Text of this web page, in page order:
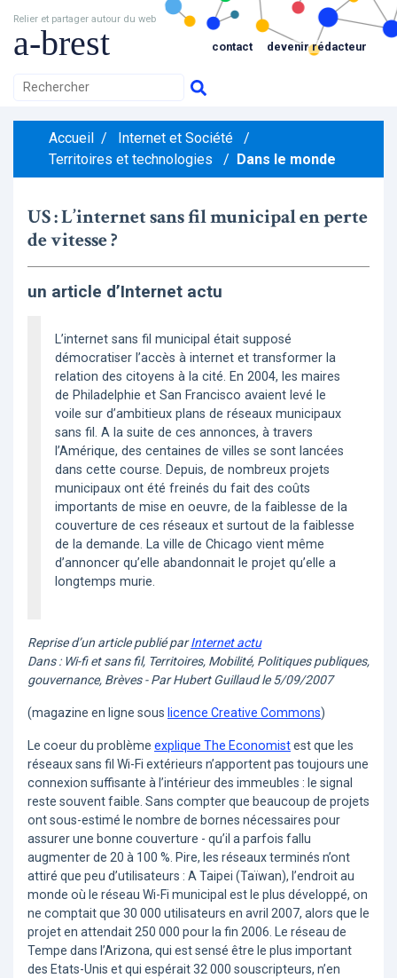
Relier et partager autour du web
a-brest contact devenir rédacteur
Accueil / Internet et Société
/
Territoires et technologies
/ Dans le monde
US : L’internet sans fil municipal en perte
de vitesse ?
un article d’Internet actu
L’internet sans fil municipal était supposé
démocratiser l’accès à internet et transformer la
relation des citoyens à la cité. En 2004, les maires
de Philadelphie et San Francisco avaient levé le
voile sur d’ambitieux plans de réseaux municipaux
sans fil. A la suite de ces annonces, à travers
l’Amérique, des centaines de villes se sont lancées
dans cette course. Depuis, de nombreux projets
municipaux ont été freinés du fait des coûts
importants de mise en oeuvre, de la faiblesse de la
couverture de ces réseaux et surtout de la faiblesse
de la demande. La ville de Chicago vient même
d’annoncer qu’elle abandonnait le projet qu’elle a
longtemps murie.
Reprise d’un article publié parInternet actu
Dans : Wi-fi et sans fil, Territoires, Mobilité, Politiques publiques,
gouvernance, Brèves - Par Hubert Guillaud le 5/09/2007
(magazine en ligne sous licence Creative Commons)
Le coeur du problème explique The Economistest que les
réseaux sans fil Wi-Fi extérieurs n’apportent pas toujours une
connexion suffisante à l’intérieur des immeubles : le signal
reste souvent faible. Sans compter que beaucoup de projets
ont sous-estimé le nombre de bornes nécessaires pour
assurer une bonne couverture - qu’il a parfois fallu
augmenter de 20 à 100 %. Pire, les réseaux terminés n’ont
attiré que peu d’utilisateurs : A Taipei (Taïwan), l’endroit au
monde où le réseau Wi-Fi municipal est le plus développé, on
ne comptait que 30 000 utilisateurs en avril 2007, alors que le
projet en attendait 250 000 pour la fin 2006. Le réseau de
Tempe dans l’Arizona, qui est sensé être le plus important
des Etats-Unis et qui espérait 32 000 souscripteurs, n’en